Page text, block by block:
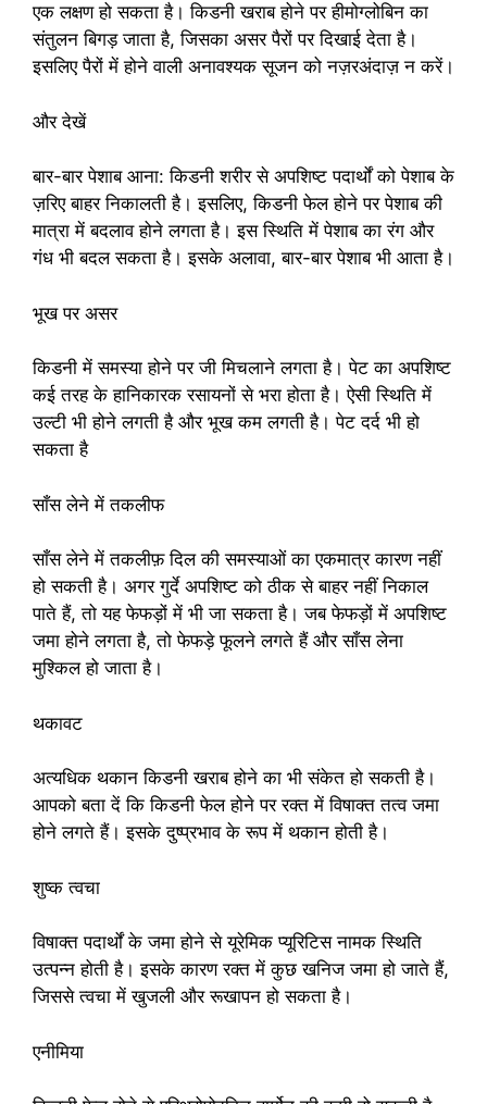
एक लक्षण हो सकता है। किडनी खराब होने पर हीमोग्लोबिन का
संतुलन बिगड़ जाता है, जिसका असर पैरों पर दिखाई देता है।
इसलिए पैरों में होने वाली अनावश्यक सूजन को नज़रअंदाज़ न करें।
और देखें
बार-बार पेशाब आना: किडनी शरीर से अपशिष्ट पदार्थों को पेशाब के
ज़रिए बाहर निकालती है। इसलिए, किडनी फेल होने पर पेशाब की
मात्रा में बदलाव होने लगता है। इस स्थिति में पेशाब का रंग और
गंध भी बदल सकता है। इसके अलावा, बार-बार पेशाब भी आता है।
भूख पर असर
किडनी में समस्या होने पर जी मिचलाने लगता है। पेट का अपशिष्ट
कई तरह के हानिकारक रसायनों से भरा होता है। ऐसी स्थिति में
उल्टी भी होने लगती है और भूख कम लगती है। पेट दर्द भी हो
सकता है
साँस लेने में तकलीफ
साँस लेने में तकलीफ़ दिल की समस्याओं का एकमात्र कारण नहीं
हो सकती है। अगर गुर्दे अपशिष्ट को ठीक से बाहर नहीं निकाल
पाते हैं, तो यह फेफड़ों में भी जा सकता है। जब फेफड़ों में अपशिष्ट
जमा होने लगता है, तो फेफड़े फूलने लगते हैं और साँस लेना
मुश्किल हो जाता है।
थकावट
अत्यधिक थकान किडनी खराब होने का भी संकेत हो सकती है।
आपको बता दें कि किडनी फेल होने पर रक्त में विषाक्त तत्व जमा
होने लगते हैं। इसके दुष्प्रभाव के रूप में थकान होती है।
शुष्क त्वचा
विषाक्त पदार्थों के जमा होने से यूरेमिक प्यूरिटिस नामक स्थिति
उत्पन्न होती है। इसके कारण रक्त में कुछ खनिज जमा हो जाते हैं,
जिससे त्वचा में खुजली और रूखापन हो सकता है।
एनीमिया